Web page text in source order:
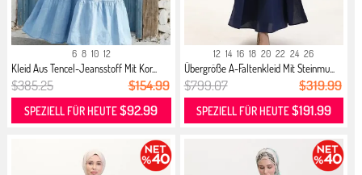
6 8 10 12
Kleid Aus Tencel-Jeansstoff Mit Kor...
$385.25 $154.99
SPEZIELL FÜR HEUTE$92.99
12 14 16 18 20 22 24 26
Übergröße A-Faltenkleid Mit Steinmu...
$799.07 $319.99
SPEZIELL FÜR HEUTE$191.99